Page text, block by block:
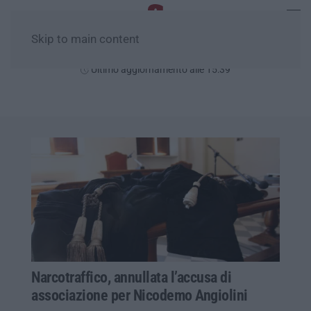
Skip to main content
Ultimo aggiornamento alle 15:39
Narcotraffico, annullata l’accusa di
associazione per Nicodemo Angiolini